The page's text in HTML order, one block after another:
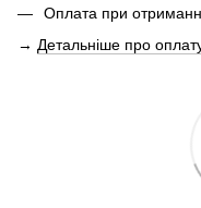
Оплата при
→ Детальніше про